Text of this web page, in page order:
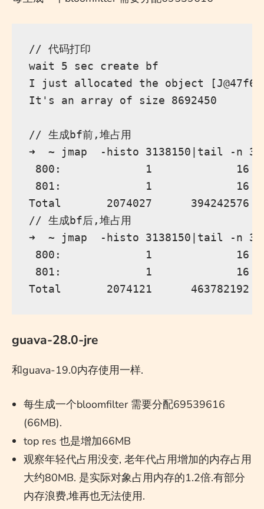
// 代码打印
wait 5 sec create bf
I just allocated the object
It's an array of size 8692450
// 生成bf前,堆占用
➜  ~ jmap  -histo 3138150|tail -n 3
800:             1             16
801:             1             16
Total       2074027      394242576
// 生成bf后,堆占用
➜  ~ jmap  -histo 3138150|tail -n 3
800:             1             16
801:             1             16
guava-28.0-jre
和guava-19.0内存使用一样.
每生成一个bloomfilter 需要分配69539616
(66MB).
top res 也是增加66MB
观察年轻代占用没变, 老年代占用增加的内存占用
大约80MB. 是实际对象占用内存的1.2倍.有部分
内存浪费,堆再也无法使用.